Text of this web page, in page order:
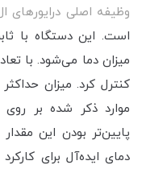
وظیفه اصلی درایورهای
است. این دستگاه با
میزان دما می‌شود. با
کنترل کرد. میزان
موارد ذکر شده بر
پایین‌تر بودن این
دمای ایده‌آل برای